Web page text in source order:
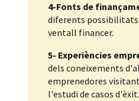
4-Fonts de
diferents
ventall financer.
5- Experiències
dels coneixements
emprenedores
l'estudi de casos d'èxit.